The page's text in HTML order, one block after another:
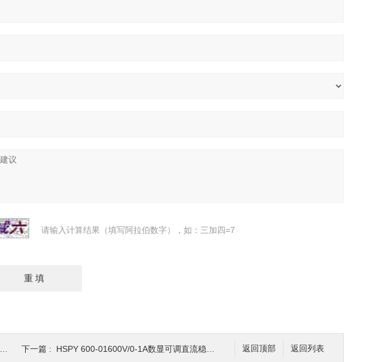
请输入计算结果（填写阿拉伯数字），如：三加四=7
返回列表
返回顶部
下一篇 : HSPY 600-01600V/0-1A数显可调直流稳压电源0-600V